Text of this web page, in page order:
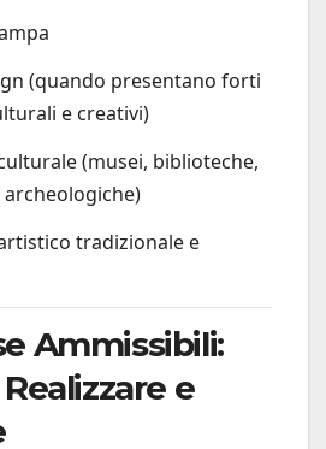
(quando presentano forti
e creativi)
(musei, biblioteche,
tradizionale e
Ammissibili:
e